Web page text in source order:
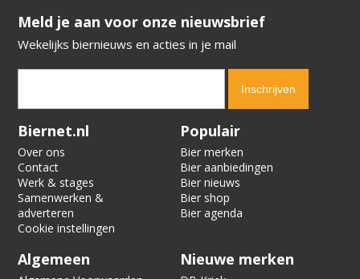
​​​​​​​Meld je aan voor onze nieuwsbrief
Wekelijks biernieuws en acties in je mail
Verification code:
Biernet.nl
Over ons
Contact
Werk & stages
Samenwerken &
adverteren
Cookie instellingen
Populair
Bier merken
Bier aanbiedingen
Bier nieuws
Bier shop
Bier agenda
Algemeen Nieuwe merken